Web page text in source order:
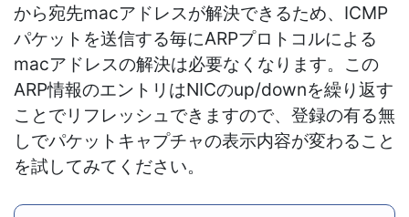
から宛先macアドレスが解決できるため、ICMP
パケットを送信する毎にARPプロトコルによる
macアドレスの解決は必要なくなります。この
ARP情報のエントリはNICのup/downを繰り返す
ことでリフレッシュできますので、登録の有る無
しでパケットキャプチャの表示内容が変わること
を試してみてください。